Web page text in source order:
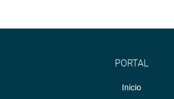
PORTAL
Inicio